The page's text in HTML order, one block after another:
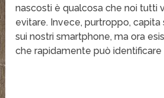
nascosti è qualcosa che noi tutti
evitare. Invece, purtroppo,
sui nostri smartphone, ma ora
che rapidamente può identificare